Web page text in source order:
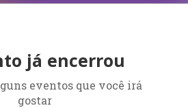
já encerrou
eventos que você irá
gostar